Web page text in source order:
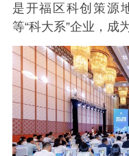
是开福区科创策源
等“科大系”企业，成